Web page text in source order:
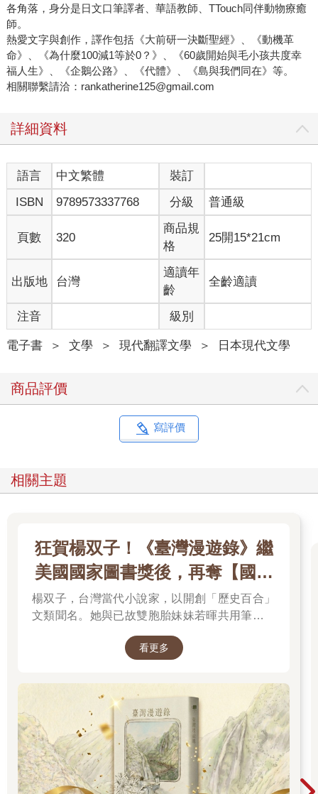
各角落，身分是日文口筆譯者、華語教師、TTouch同伴動物療癒
師。
熱愛文字與創作，譯作包括《大前研一決斷聖經》、《動機革
命》、《為什麼100減1等於0？》、《60歲開始與毛小孩共度幸
福人生》、《企鵝公路》、《代體》、《島與我們同在》等。
相關聯繫請洽：rankatherine125@gmail.com
詳細資料
語言 中文繁體
裝訂
ISBN
9789573337768 分級 普通級
頁數 320
商品規
格
25開15*21cm
出版地 台灣
適讀年
齡
全齡適讀
注音 級別
電子書 ＞ 文學 ＞ 現代翻譯文學 ＞ 日本現代文學
商品評價
寫評價
相關主題
狂賀楊双子！《臺灣漫遊錄》繼
美國國家圖書獎後，再奪【國際
布克獎】
楊双子，台灣當代小說家，以開創「歷史百合」
文類聞名。她與已故雙胞胎妹妹若暉共用筆名，
入女性同性情誼。其長篇小說《臺灣漫遊錄》透
續斬獲美國國家圖書獎與英國國際布克獎，寫下
華語文學歷史新紀錄，成功讓世界聽見台灣的身
世。
看更多